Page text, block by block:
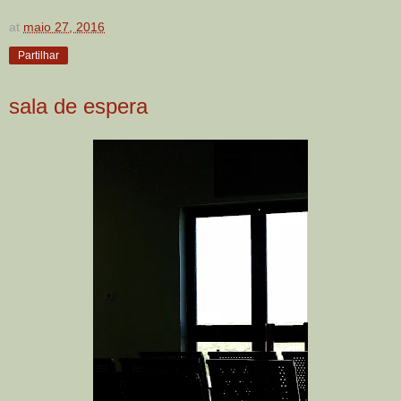
at maio 27, 2016
Partilhar
sala de espera